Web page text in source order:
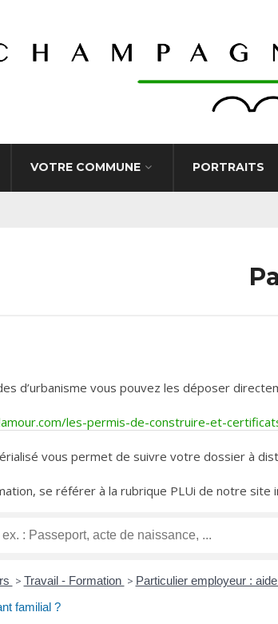
VOTRE COMMUNE PORTRAITS
d’urbanisme vous pouvez les déposer
les-permis-de-construire-et-
vous permet de suivre votre dossier à
se référer à la rubrique PLUi de notre site
> Travail - Formation > Particulier employeur :
familial ?